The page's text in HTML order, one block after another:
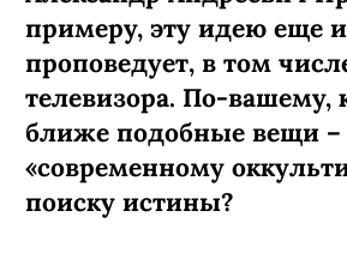
примеру, эту идею еще и
проповедует, в том
телевизора. По-вашему,
ближе подобные вещи –
«современному
поиску истины?